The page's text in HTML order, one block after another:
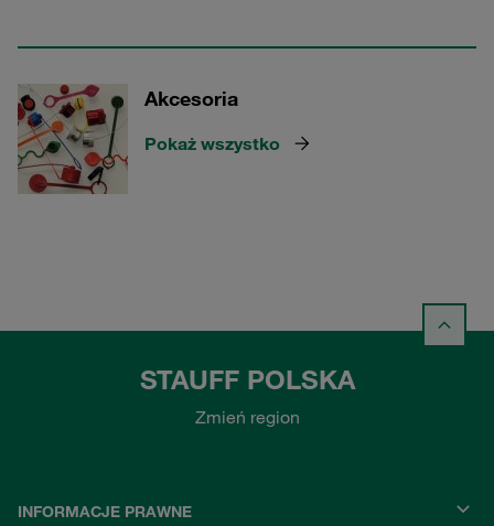
Akcesoria
Pokaż wszystko
STAUFF POLSKA
Zmień region
INFORMACJE PRAWNE